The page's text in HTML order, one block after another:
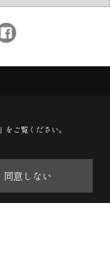
」をご覧ください。
同意しない